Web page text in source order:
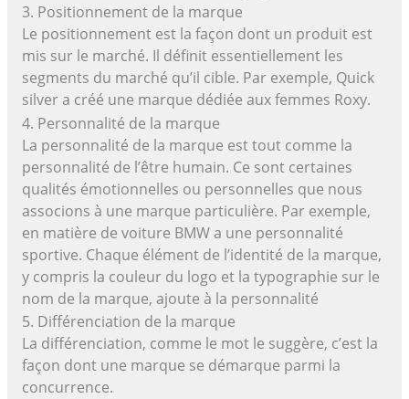
3. Positionnement de la marque
Le positionnement est la façon dont un produit est
mis sur le marché. Il définit essentiellement les
segments du marché qu’il cible. Par exemple, Quick
silver a créé une marque dédiée aux femmes Roxy.
4. Personnalité de la marque
La personnalité de la marque est tout comme la
personnalité de l’être humain. Ce sont certaines
qualités émotionnelles ou personnelles que nous
associons à une marque particulière. Par exemple,
en matière de voiture BMW a une personnalité
sportive. Chaque élément de l’identité de la marque,
y compris la couleur du logo et la typographie sur le
nom de la marque, ajoute à la personnalité
5. Différenciation de la marque
La différenciation, comme le mot le suggère, c’est la
façon dont une marque se démarque parmi la
concurrence.